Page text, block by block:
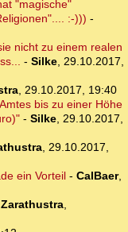
"magische"
:-))) -
nicht zu einem realen
- Silke, 29.10.2017,
, 29.10.2017, 19:40
bis zu einer Höhe
- Silke, 29.10.2017,
, 29.10.2017,
ein Vorteil- CalBaer,
Zarathustra,